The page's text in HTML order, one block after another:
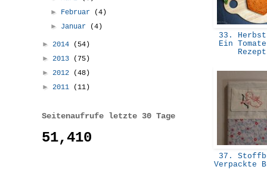
33.
Ein
37.
Verpackte
► Februar
(4)
► Januar (4)
► 2014
(54)
► 2013
(75)
► 2012
(48)
► 2011 (11)
Seitenaufrufe letzte 30 Tage
51,410